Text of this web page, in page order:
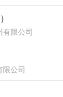
有限公司
限公司